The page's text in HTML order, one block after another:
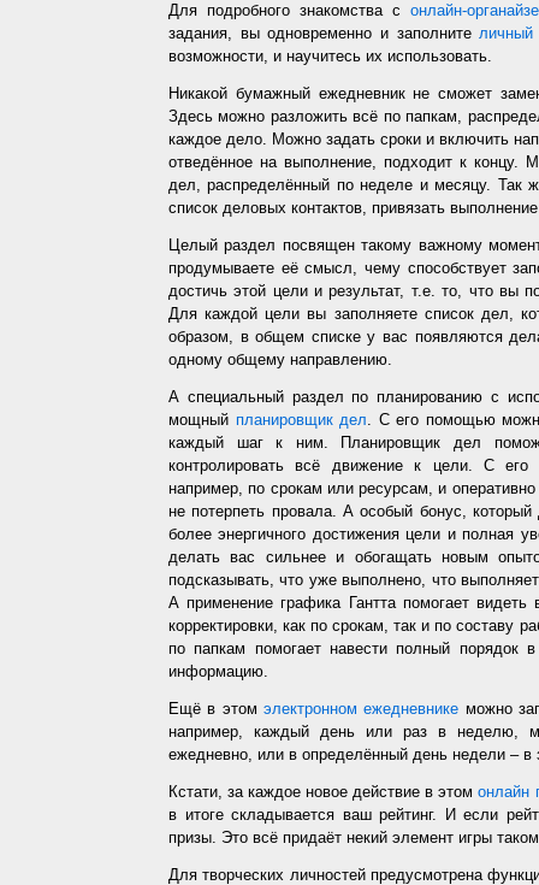
Для подробного знакомства с онлайн-
задания, вы одновременно и заполнителичный
возможности, и научитесь их использовать.
Никакой бумажный ежедневник не сможет
Здесь можно разложить всё по папкам,
каждое дело. Можно задать сроки и включить
отведённое на выполнение, подходит к концу.
дел, распределённый по неделе и месяцу. Так
список деловых контактов, привязать
Целый раздел посвящен такому важному
продумываете её смысл, чему способствует
достичь этой цели и результат, т.е. то, что вы
Для каждой цели вы заполняете список дел,
образом, в общем списке у вас появляются
одному общему направлению.
А специальный раздел по планированию с
мощный планировщик дел. С его помощью
каждый шаг к ним. Планировщик дел
контролировать всё движение к цели. С
например, по срокам или ресурсам, и
не потерпеть провала. А особый бонус,
более энергичного достижения цели и полная
делать вас сильнее и обогащать новым
подсказывать, что уже выполнено, что
А применение графика Гантта помогает
корректировки, как по срокам, так и по составу
по папкам помогает навести полный порядок
информацию.
Ещё в этомэлектронном ежедневнике можно
например, каждый день или раз в неделю,
ежедневно, или в определённый день недели – в
Кстати, за каждое новое действие в этомонлайн
в итоге складывается ваш рейтинг. И если
призы. Это всё придаёт некий элемент игры
Для творческих личностей предусмотрена